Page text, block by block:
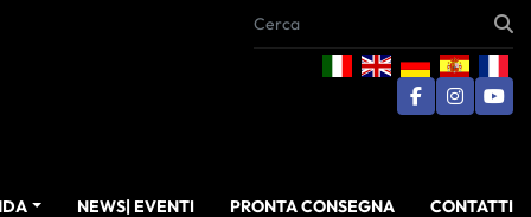
facebook
NEWS| EVENTI PRONTA CONSEGNA CONTATTI